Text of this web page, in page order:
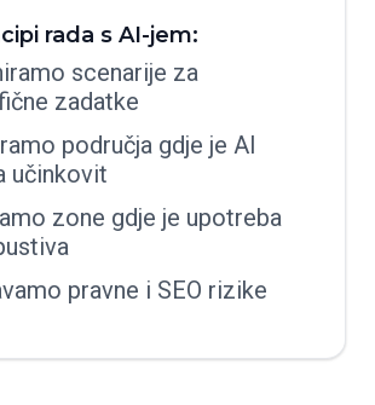
rada s AI-jem:
scenarije za
zadatke
područja gdje je AI
učinkovit
zone gdje je upotreba
pravne i SEO rizike